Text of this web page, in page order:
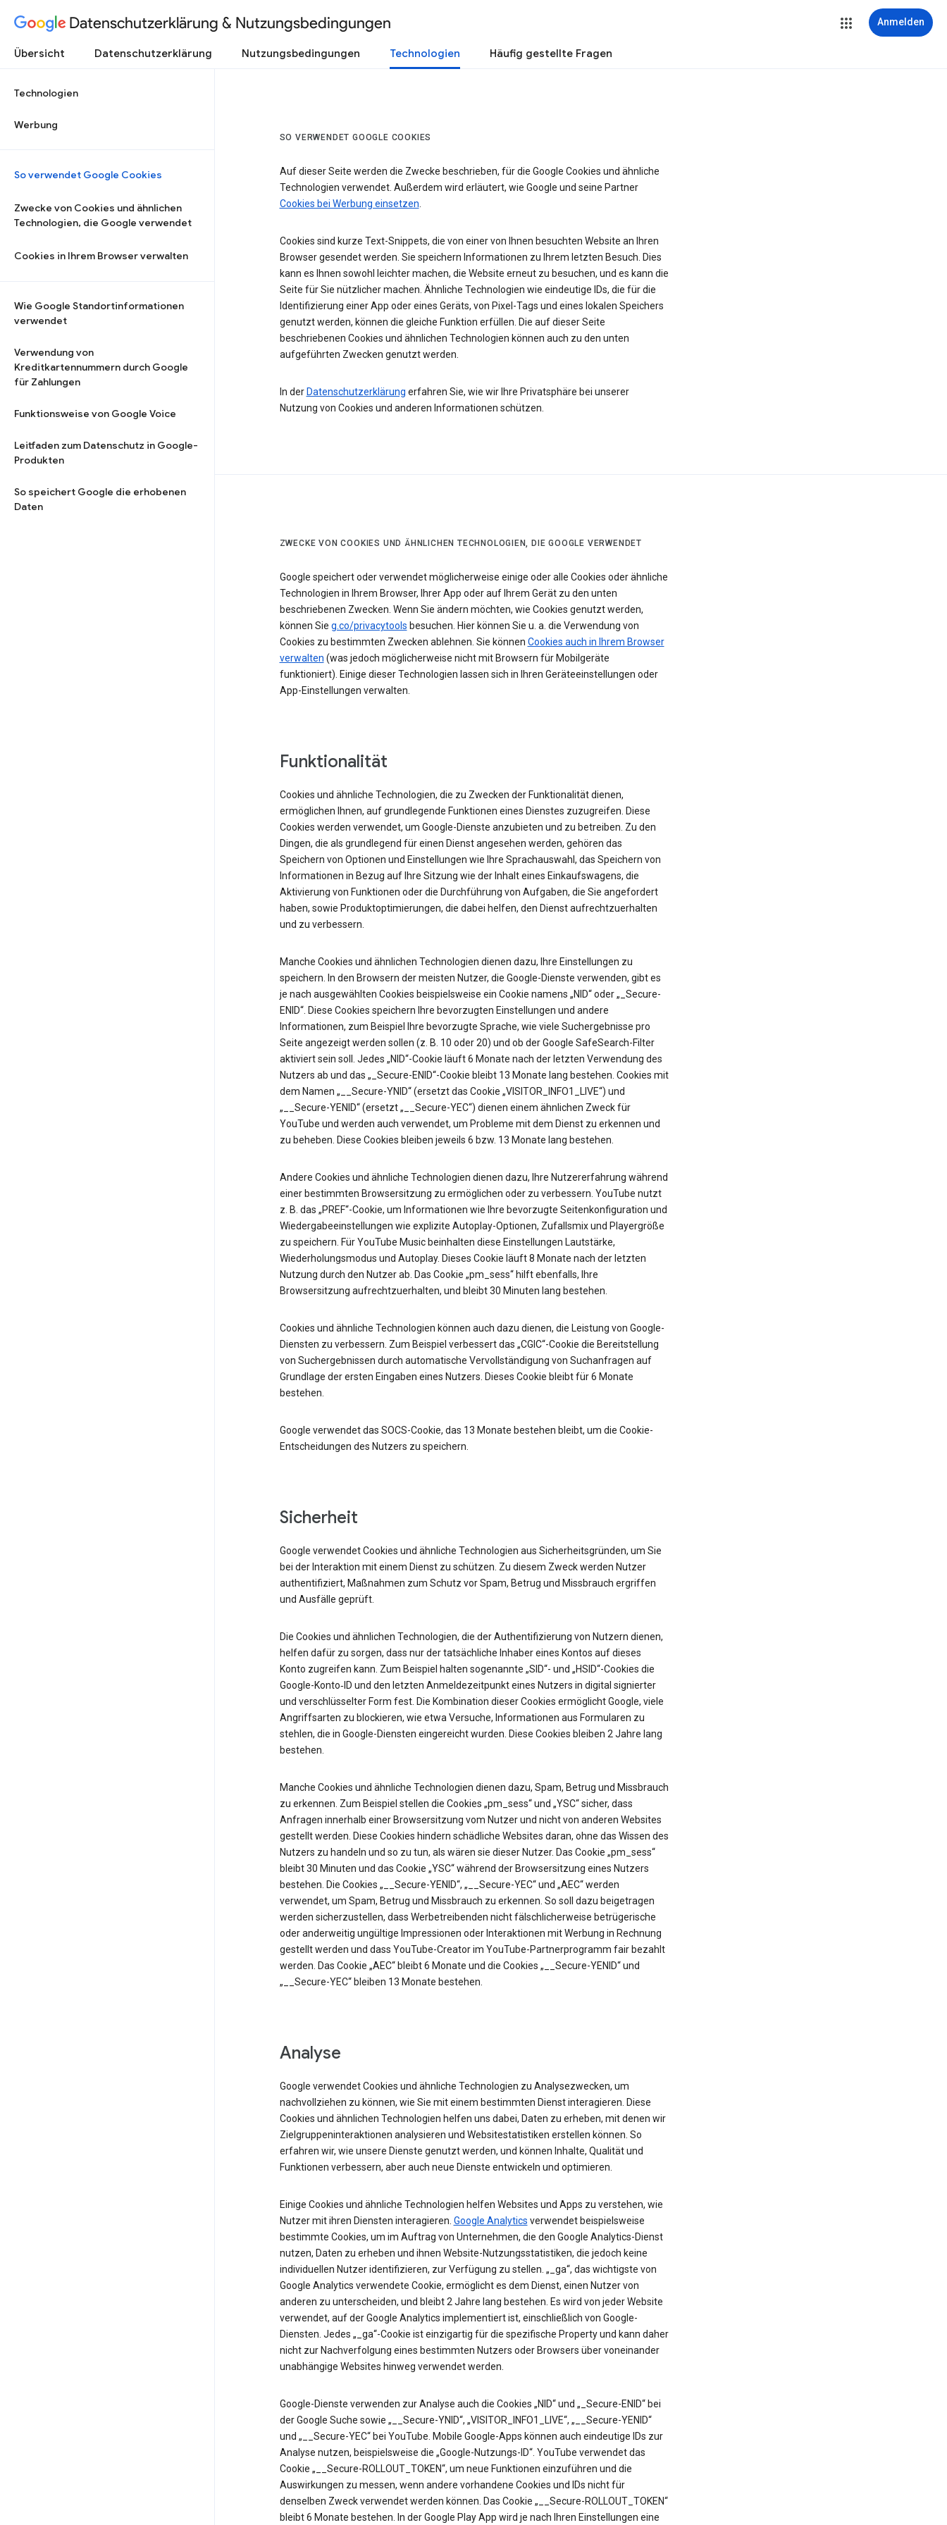
Datenschutzerklärung & Nutzungsbedingungen Anmelden
Übersicht Datenschutzerklärung Nutzungsbedingungen Technologien Häufig gestellte Fragen
Technologien
Werbung
So verwendet Google Cookies
Zwecke von Cookies und ähnlichen
Technologien, die Google verwendet
Cookies in Ihrem Browser verwalten
Wie Google Standortinformationen
verwendet
Verwendung von
Kreditkartennummern durch Google
für Zahlungen
Funktionsweise von Google Voice
Leitfaden zum Datenschutz in Google-
Produkten
So speichert Google die erhobenen
Daten
SO VERWENDET GOOGLE COOKIES
Auf dieser Seite werden die Zwecke beschrieben, für die Google Cookies und ähnliche
Technologien verwendet. Außerdem wird erläutert, wie Google und seine Partner
Cookies bei Werbung einsetzen.
Cookies sind kurze Text-Snippets, die von einer von Ihnen besuchten Website an Ihren
Browser gesendet werden. Sie speichern Informationen zu Ihrem letzten Besuch. Dies
kann es Ihnen sowohl leichter machen, die Website erneut zu besuchen, und es kann die
Seite für Sie nützlicher machen. Ähnliche Technologien wie eindeutige IDs, die für die
Identifizierung einer App oder eines Geräts, von Pixel-Tags und eines lokalen Speichers
genutzt werden, können die gleiche Funktion erfüllen. Die auf dieser Seite
beschriebenen Cookies und ähnlichen Technologien können auch zu den unten
aufgeführten Zwecken genutzt werden.
In der Datenschutzerklärung erfahren Sie, wie wir Ihre Privatsphäre bei unserer
Nutzung von Cookies und anderen Informationen schützen.
ZWECKE VON COOKIES UND ÄHNLICHEN TECHNOLOGIEN, DIE GOOGLE VERWENDET
Google speichert oder verwendet möglicherweise einige oder alle Cookies oder ähnliche
Technologien in Ihrem Browser, Ihrer App oder auf Ihrem Gerät zu den unten
beschriebenen Zwecken. Wenn Sie ändern möchten, wie Cookies genutzt werden,
können Sie g.co/privacytools besuchen. Hier können Sie u. a. die Verwendung von
Cookies zu bestimmten Zwecken ablehnen. Sie können Cookies auch in Ihrem Browser
verwalten (was jedoch möglicherweise nicht mit Browsern für Mobilgeräte
funktioniert). Einige dieser Technologien lassen sich in Ihren Geräteeinstellungen oder
App-Einstellungen verwalten.
Funktionalität
Cookies und ähnliche Technologien, die zu Zwecken der Funktionalität dienen,
ermöglichen Ihnen, auf grundlegende Funktionen eines Dienstes zuzugreifen. Diese
Cookies werden verwendet, um Google-Dienste anzubieten und zu betreiben. Zu den
Dingen, die als grundlegend für einen Dienst angesehen werden, gehören das
Speichern von Optionen und Einstellungen wie Ihre Sprachauswahl, das Speichern von
Informationen in Bezug auf Ihre Sitzung wie der Inhalt eines Einkaufswagens, die
Aktivierung von Funktionen oder die Durchführung von Aufgaben, die Sie angefordert
haben, sowie Produktoptimierungen, die dabei helfen, den Dienst aufrechtzuerhalten
und zu verbessern.
Manche Cookies und ähnlichen Technologien dienen dazu, Ihre Einstellungen zu
speichern. In den Browsern der meisten Nutzer, die Google-Dienste verwenden, gibt es
je nach ausgewählten Cookies beispielsweise ein Cookie namens „NID“ oder „_Secure-
ENID“. Diese Cookies speichern Ihre bevorzugten Einstellungen und andere
Informationen, zum Beispiel Ihre bevorzugte Sprache, wie viele Suchergebnisse pro
Seite angezeigt werden sollen (z. B. 10 oder 20) und ob der Google SafeSearch-Filter
aktiviert sein soll. Jedes „NID“-Cookie läuft 6 Monate nach der letzten Verwendung des
Nutzers ab und das „_Secure-ENID“-Cookie bleibt 13 Monate lang bestehen. Cookies mit
dem Namen „__Secure-YNID“ (ersetzt das Cookie „VISITOR_INFO1_LIVE“) und
„__Secure-YENID“ (ersetzt „__Secure-YEC“) dienen einem ähnlichen Zweck für
YouTube und werden auch verwendet, um Probleme mit dem Dienst zu erkennen und
zu beheben. Diese Cookies bleiben jeweils 6 bzw. 13 Monate lang bestehen.
Andere Cookies und ähnliche Technologien dienen dazu, Ihre Nutzererfahrung während
einer bestimmten Browsersitzung zu ermöglichen oder zu verbessern. YouTube nutzt
z. B. das „PREF“-Cookie, um Informationen wie Ihre bevorzugte Seitenkonfiguration und
Wiedergabeeinstellungen wie explizite Autoplay-Optionen, Zufallsmix und Playergröße
zu speichern. Für YouTube Music beinhalten diese Einstellungen Lautstärke,
Wiederholungsmodus und Autoplay. Dieses Cookie läuft 8 Monate nach der letzten
Nutzung durch den Nutzer ab. Das Cookie „pm_sess“ hilft ebenfalls, Ihre
Browsersitzung aufrechtzuerhalten, und bleibt 30 Minuten lang bestehen.
Cookies und ähnliche Technologien können auch dazu dienen, die Leistung von Google-
Diensten zu verbessern. Zum Beispiel verbessert das „CGIC“-Cookie die Bereitstellung
von Suchergebnissen durch automatische Vervollständigung von Suchanfragen auf
Grundlage der ersten Eingaben eines Nutzers. Dieses Cookie bleibt für 6 Monate
bestehen.
Google verwendet das SOCS-Cookie, das 13 Monate bestehen bleibt, um die Cookie-
Entscheidungen des Nutzers zu speichern.
Sicherheit
Google verwendet Cookies und ähnliche Technologien aus Sicherheitsgründen, um Sie
bei der Interaktion mit einem Dienst zu schützen. Zu diesem Zweck werden Nutzer
authentifiziert, Maßnahmen zum Schutz vor Spam, Betrug und Missbrauch ergriffen
und Ausfälle geprüft.
Die Cookies und ähnlichen Technologien, die der Authentifizierung von Nutzern dienen,
helfen dafür zu sorgen, dass nur der tatsächliche Inhaber eines Kontos auf dieses
Konto zugreifen kann. Zum Beispiel halten sogenannte „SID“- und „HSID“-Cookies die
Google-Konto‑ID und den letzten Anmeldezeitpunkt eines Nutzers in digital signierter
und verschlüsselter Form fest. Die Kombination dieser Cookies ermöglicht Google, viele
Angriffsarten zu blockieren, wie etwa Versuche, Informationen aus Formularen zu
stehlen, die in Google-Diensten eingereicht wurden. Diese Cookies bleiben 2 Jahre lang
bestehen.
Manche Cookies und ähnliche Technologien dienen dazu, Spam, Betrug und Missbrauch
zu erkennen. Zum Beispiel stellen die Cookies „pm_sess“ und „YSC“ sicher, dass
Anfragen innerhalb einer Browsersitzung vom Nutzer und nicht von anderen Websites
gestellt werden. Diese Cookies hindern schädliche Websites daran, ohne das Wissen des
Nutzers zu handeln und so zu tun, als wären sie dieser Nutzer. Das Cookie „pm_sess“
bleibt 30 Minuten und das Cookie „YSC“ während der Browsersitzung eines Nutzers
bestehen. Die Cookies „__Secure-YENID“, „__Secure-YEC“ und „AEC“ werden
verwendet, um Spam, Betrug und Missbrauch zu erkennen. So soll dazu beigetragen
werden sicherzustellen, dass Werbetreibenden nicht fälschlicherweise betrügerische
oder anderweitig ungültige Impressionen oder Interaktionen mit Werbung in Rechnung
gestellt werden und dass YouTube-Creator im YouTube-Partnerprogramm fair bezahlt
werden. Das Cookie „AEC“ bleibt 6 Monate und die Cookies „__Secure-YENID“ und
„__Secure-YEC“ bleiben 13 Monate bestehen.
Analyse
Google verwendet Cookies und ähnliche Technologien zu Analysezwecken, um
nachvollziehen zu können, wie Sie mit einem bestimmten Dienst interagieren. Diese
Cookies und ähnlichen Technologien helfen uns dabei, Daten zu erheben, mit denen wir
Zielgruppeninteraktionen analysieren und Websitestatistiken erstellen können. So
erfahren wir, wie unsere Dienste genutzt werden, und können Inhalte, Qualität und
Funktionen verbessern, aber auch neue Dienste entwickeln und optimieren.
Einige Cookies und ähnliche Technologien helfen Websites und Apps zu verstehen, wie
Nutzer mit ihren Diensten interagieren. Google Analytics verwendet beispielsweise
bestimmte Cookies, um im Auftrag von Unternehmen, die den Google Analytics-Dienst
nutzen, Daten zu erheben und ihnen Website-Nutzungsstatistiken, die jedoch keine
individuellen Nutzer identifizieren, zur Verfügung zu stellen. „_ga“, das wichtigste von
Google Analytics verwendete Cookie, ermöglicht es dem Dienst, einen Nutzer von
anderen zu unterscheiden, und bleibt 2 Jahre lang bestehen. Es wird von jeder Website
verwendet, auf der Google Analytics implementiert ist, einschließlich von Google-
Diensten. Jedes „_ga“-Cookie ist einzigartig für die spezifische Property und kann daher
nicht zur Nachverfolgung eines bestimmten Nutzers oder Browsers über voneinander
unabhängige Websites hinweg verwendet werden.
Google-Dienste verwenden zur Analyse auch die Cookies „NID“ und „_Secure-ENID“ bei
der Google Suche sowie „__Secure-YNID“, „VISITOR_INFO1_LIVE“, „__Secure-YENID“
und „__Secure-YEC“ bei YouTube. Mobile Google-Apps können auch eindeutige IDs zur
Analyse nutzen, beispielsweise die „Google-Nutzungs-ID“. YouTube verwendet das
Cookie „__Secure-ROLLOUT_TOKEN“, um neue Funktionen einzuführen und die
Auswirkungen zu messen, wenn andere vorhandene Cookies und IDs nicht für
denselben Zweck verwendet werden können. Das Cookie „__Secure-ROLLOUT_TOKEN“
bleibt 6 Monate bestehen. In der Google Play App wird je nach Ihren Einstellungen eine